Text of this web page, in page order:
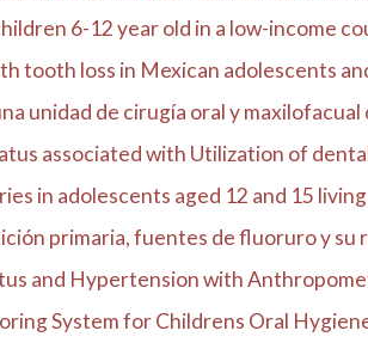
6-12 year old in a low-income
tooth loss in Mexican adolescents
unidad de cirugía oral y maxilofacual
associated with Utilization of
in adolescents aged 12 and 15
primaria, fuentes de fluoruro y su
and Hypertension with
System for Childrens Oral